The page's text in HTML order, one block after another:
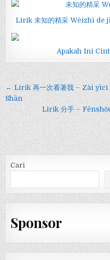
Lirik 未知的精采 Wèizhī de
Apakah Ini
Navigasi
pos
← Lirik 再一次看著我 – Zài yīcì
Shān
Lirik 分手 –
Cari
Sponsor